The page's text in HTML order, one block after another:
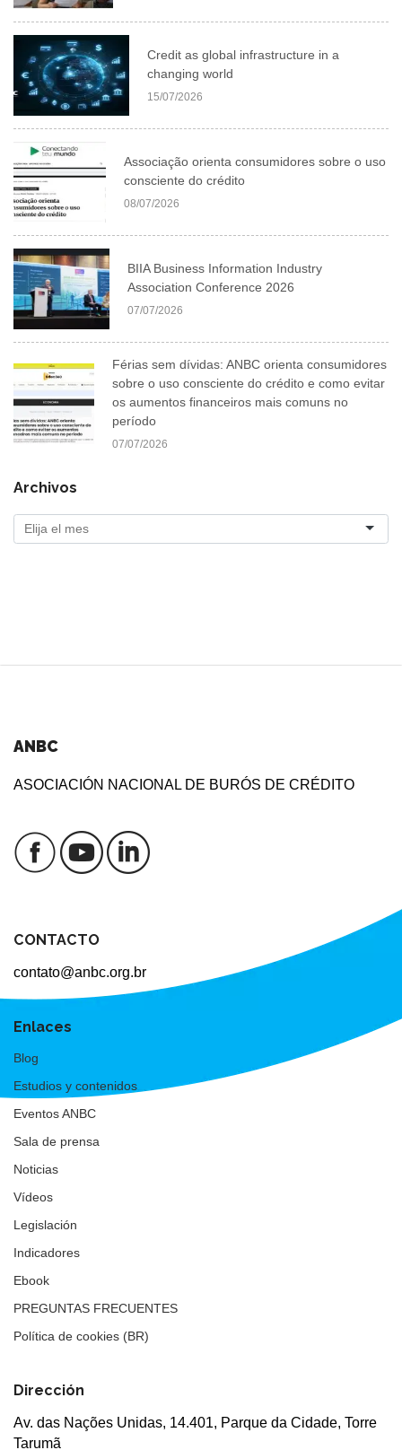
Credit as global infrastructure in a
changing world
15/07/2026
Associação orienta consumidores sobre o uso
consciente do crédito
08/07/2026
BIIA Business Information Industry
Association Conference 2026
07/07/2026
Férias sem dívidas: ANBC orienta consumidores
sobre o uso consciente do crédito e como evitar
os aumentos financeiros mais comuns no
período
07/07/2026
Archivos
ANBC
ASOCIACIÓN NACIONAL DE BURÓS DE CRÉDITO
CONTACTO
contato@anbc.org.br
Enlaces
Blog
Estudios y contenidos
Eventos ANBC
Sala de prensa
Noticias
Vídeos
Legislación
Indicadores
Ebook
PREGUNTAS FRECUENTES
Política de cookies (BR)
Dirección
Av. das Nações Unidas, 14.401, Parque da Cidade, Torre
Tarumã